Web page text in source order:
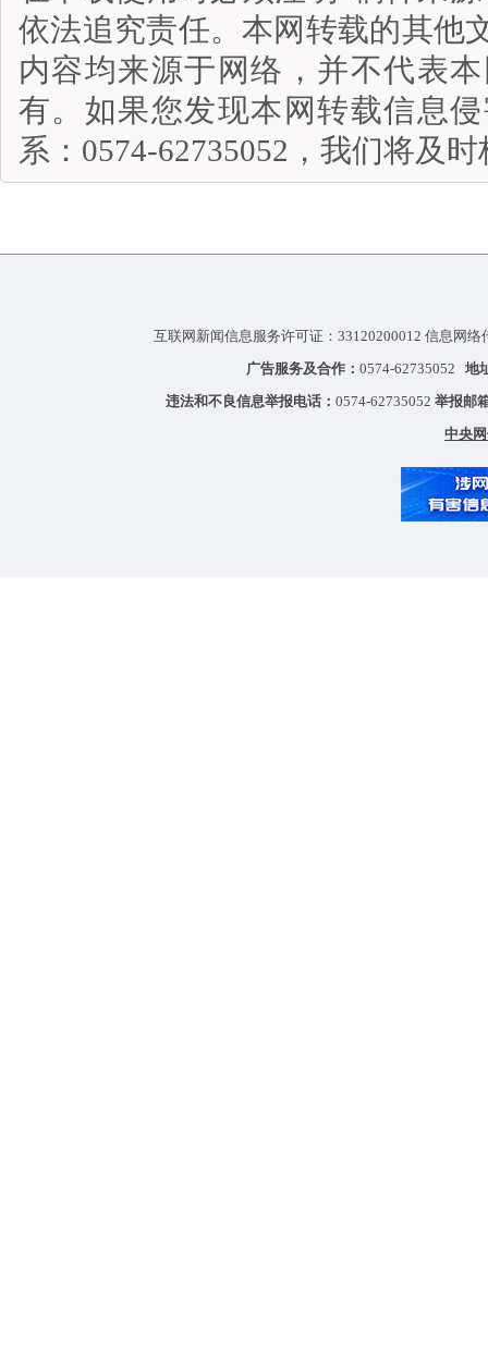
依法追究责任。本网转载的其他
内容均来源于网络，并不代表
有。如果您发现本网转载信息
系：0574-62735052，我们将及
互联网新闻信息服务许可证：33120200012 信息网
广告服务及合作： 0574-62735052 地
违法和不良信息举报电话： 0574-62735052 举报邮
中央